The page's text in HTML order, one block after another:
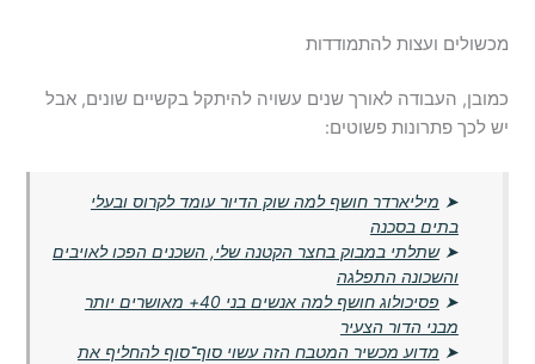
מכשולים ועצות להתמודדות
כמובן, העבודה לאורך שנים עשויה להיתקל בקשיים שונים, אבל
יש לכך פתרונות פשוטים:
➤ מיליארדר חושף למה שוק הדיור עומד לקרוס ובעלי
בתים בסכנה
➤שתלתי במבוק בחצר הקטנה שלי, השכנים הפכו לאויבים
והשכונה התפלגה
➤
פסיכולוג חושף למה אנשים בני 40+ מאושרים יותר
מבני הדור הצעיר
➤ מדוע מכשיר המטבח הזה עשוי סוף־סוף להחליף את